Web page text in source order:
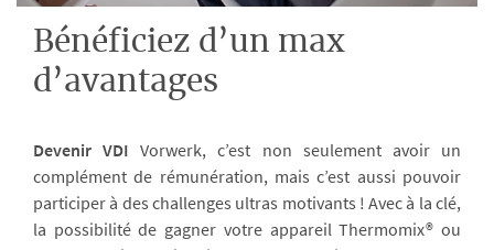
Bénéficiez d’un max
d’avantages
Devenir VDI Vorwerk, c’est non seulement avoir un
complément de rémunération, mais c’est aussi pouvoir
participer à des challenges ultras motivants ! Avec à la clé,
la possibilité de gagner votre appareil Thermomix® ou